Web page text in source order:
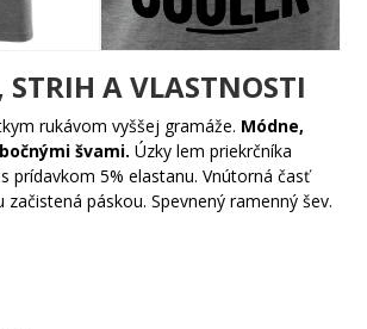
🌟
radosť?
kto si myslí, že bežný deň bez letu je len
ktorí vymieňajú kancelárske stoličky za
vaku
rodine, ktorí hľadajú darček pre
letca
nebi
A VLASTNOSTI
rukávom vyššej gramáže. Módne,
švami. Úzky lem priekrčníka
prídavkom 5% elastanu. Vnútorná časť
začistená páskou. Spevnený ramenný šev.